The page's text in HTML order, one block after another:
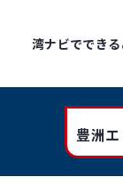
湾ナビでできる
豊洲